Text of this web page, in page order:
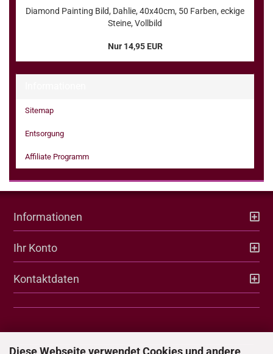
Diese Webseite verwendet Cookies und andere
Diamond Painting Bild, Dahlie, 40x40cm, 50 Farben, eckige
Steine, Vollbild
Nur 14,95 EUR
Sitemap
Entsorgung
Affiliate Programm
Informationen
Ihr Konto
Kontaktdaten